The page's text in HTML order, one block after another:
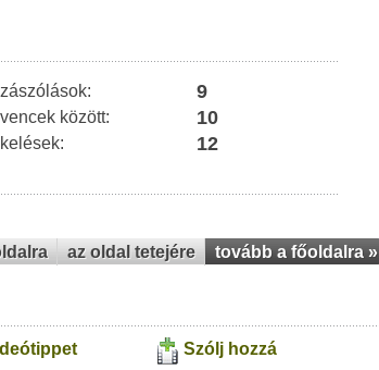
9
között: 10
12
az oldal tetejére tovább a főoldalra »
Szólj hozzá